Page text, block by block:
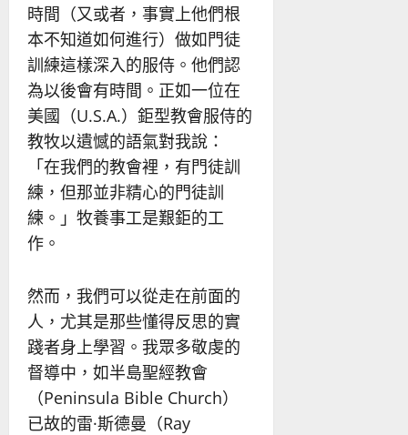
時間（又或者，事實上他們根
本不知道如何進行）做如門徒
訓練這樣深入的服侍。他們認
為以後會有時間。正如一位在
美國（U.S.A.）鉅型教會服侍的
教牧以遺憾的語氣對我說：
「在我們的教會裡，有門徒訓
練，但那並非精心的門徒訓
練。」牧養事工是艱鉅的工
作。
然而，我們可以從走在前面的
人，尤其是那些懂得反思的實
踐者身上學習。我眾多敬虔的
督導中，如半島聖經教會
（Peninsula Bible Church）
已故的雷·斯德曼（Ray